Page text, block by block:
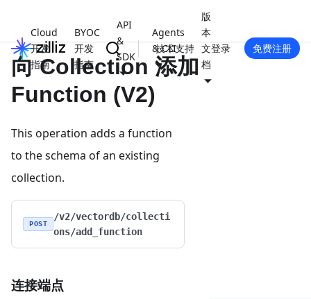
Cloud
开发
指南
BYOC
开发
指南
API
&
SDK
Agents
& CLI
版
本
文
档
技术支持 登录 免费注册
向 Collection 添加
Function (V2)
This operation adds a function
to the schema of an existing
collection.
POST
/v2/vectordb/collecti
ons/add_function
连接端点